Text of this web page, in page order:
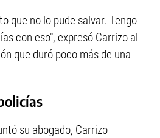
que no lo pude salvar. Tengo
con eso", expresó Carrizo al
que duró poco más de una
su abogado, Carrizo